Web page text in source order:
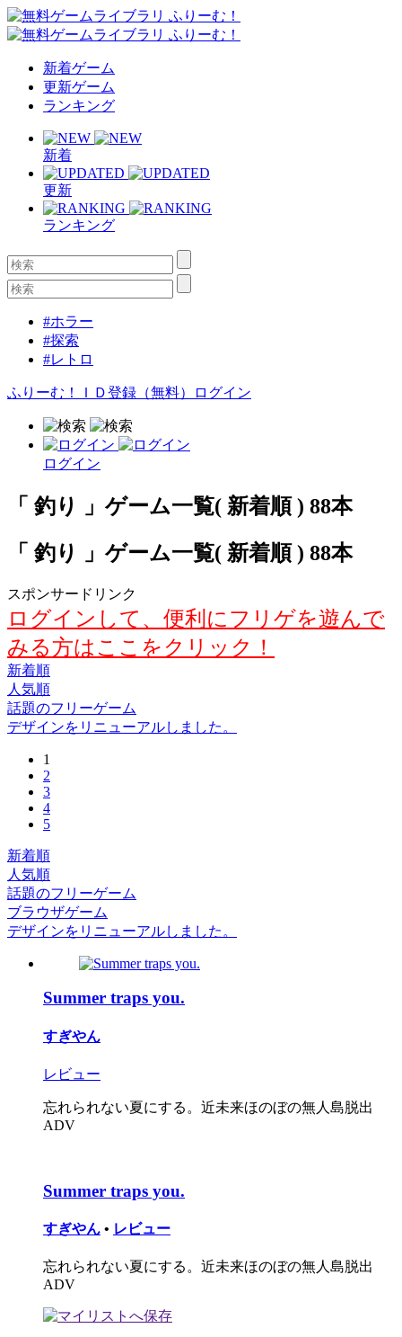
新着ゲーム
更新ゲーム
ランキング
新着
更新
ランキング
#ホラー
#探索
#レトロ
ふりーむ！ＩＤ登録（無料） ログイン
ログイン
「 釣り 」ゲーム一覧( 新着順 ) 88本
「 釣り 」ゲーム一覧( 新着順 ) 88本
スポンサードリンク
ログインして、便利にフリゲを遊んで
みる方はここをクリック！
新着順
人気順
話題のフリーゲーム
デザインをリニューアルしました。
1
2
3
4
5
新着順
人気順
話題のフリーゲーム
ブラウザゲーム
デザインをリニューアルしました。
Summer traps you.
すぎやん
レビュー
忘れられない夏にする。近未来ほのぼの無人島脱出
ADV
Summer traps you.
すぎやん • レビュー
忘れられない夏にする。近未来ほのぼの無人島脱出
ADV